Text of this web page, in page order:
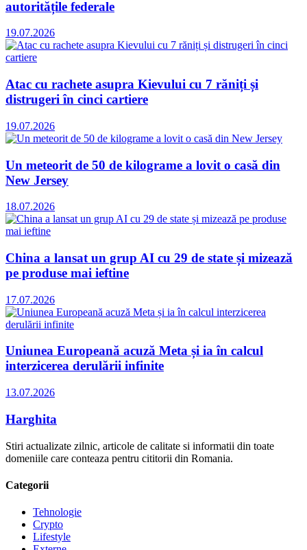
autoritățile federale
19.07.2026
Atac cu rachete asupra Kievului cu 7 răniți și
distrugeri în cinci cartiere
19.07.2026
Un meteorit de 50 de kilograme a lovit o casă din
New Jersey
18.07.2026
China a lansat un grup AI cu 29 de state și mizează
pe produse mai ieftine
17.07.2026
Uniunea Europeană acuză Meta și ia în calcul
interzicerea derulării infinite
13.07.2026
Harghita
Stiri actualizate zilnic, articole de calitate si informatii din toate
domeniile care conteaza pentru cititorii din Romania.
Categorii
Tehnologie
Crypto
Lifestyle